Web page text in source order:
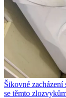
Šikovné
se těmto